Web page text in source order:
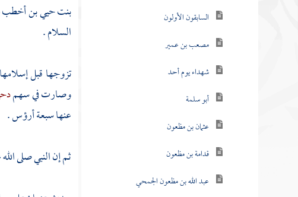
السابقون الأولون
مصعب بن عمير
شهداء يوم أحد
أبو سلمة
عثمان بن مظعون
قدامة بن مظعون
عبد الله بن مظعون الجمحي
بنت حيي بن أخطب
السلام .
تزوجها قبل
وصارت في سهم
عنها سبعة أرؤس .
ثم إن النبي صلى